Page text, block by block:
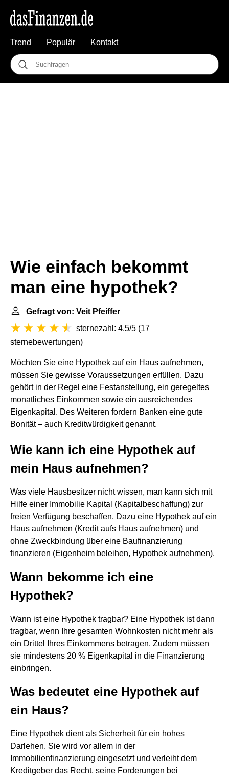
Trend Populär Kontakt
Wie einfach bekommt
man eine hypothek?
Gefragt von: Veit Pfeiffer
sternezahl: 4.5/5 (17
sternebewertungen)
Möchten Sie eine Hypothek auf ein Haus aufnehmen,
müssen Sie gewisse Voraussetzungen erfüllen. Dazu
gehört in der Regel eine Festanstellung, ein geregeltes
monatliches Einkommen sowie ein ausreichendes
Eigenkapital. Des Weiteren fordern Banken eine gute
Bonität – auch Kreditwürdigkeit genannt.
Wie kann ich eine Hypothek auf
mein Haus aufnehmen?
Was viele Hausbesitzer nicht wissen, man kann sich mit
Hilfe einer Immobilie Kapital (Kapitalbeschaffung) zur
freien Verfügung beschaffen. Dazu eine Hypothek auf ein
Haus aufnehmen (Kredit aufs Haus aufnehmen) und
ohne Zweckbindung über eine Baufinanzierung
finanzieren (Eigenheim beleihen, Hypothek aufnehmen).
Wann bekomme ich eine
Hypothek?
Wann ist eine Hypothek tragbar? Eine Hypothek ist dann
tragbar, wenn Ihre gesamten Wohnkosten nicht mehr als
ein Drittel Ihres Einkommens betragen. Zudem müssen
sie mindestens 20 % Eigenkapital in die Finanzierung
einbringen.
Was bedeutet eine Hypothek auf
ein Haus?
Eine Hypothek dient als Sicherheit für ein hohes
Darlehen. Sie wird vor allem in der
Immobilienfinanzierung eingesetzt und verleiht dem
Kreditgeber das Recht, seine Forderungen bei